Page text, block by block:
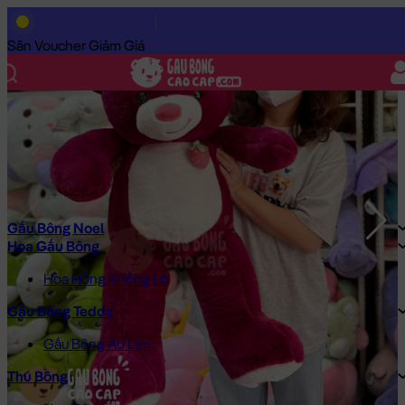
Săn Voucher Giảm Giá
Gấu Bông Noel
Hoa Gấu Bông
Hoa Hồng Khổng Lồ
Gấu Bông Teddy
Gấu Bông Áo Len
Thú Bông
Trang Chủ